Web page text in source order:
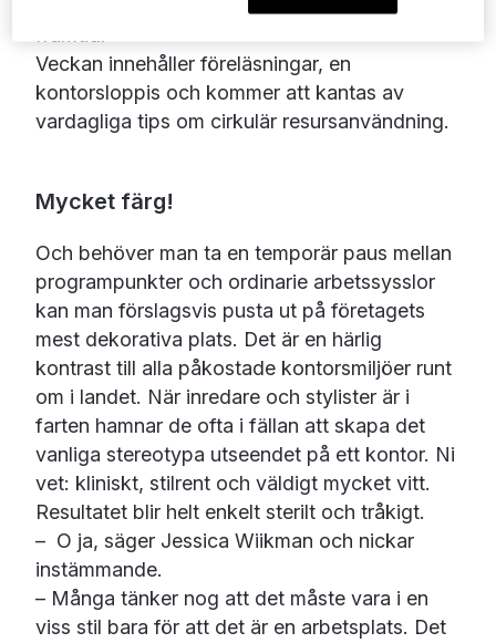
Veckan innehåller föreläsningar, en
kontorsloppis och kommer att kantas av
vardagliga tips om cirkulär resursanvändning.
Mycket färg!
Och behöver man ta en temporär paus mellan
programpunkter och ordinarie arbetssysslor
kan man förslagsvis pusta ut på företagets
mest dekorativa plats. Det är en härlig
kontrast till alla påkostade kontorsmiljöer runt
om i landet. När inredare och stylister är i
farten hamnar de ofta i fällan att skapa det
vanliga stereotypa utseendet på ett kontor. Ni
vet: kliniskt, stilrent och väldigt mycket vitt.
Resultatet blir helt enkelt sterilt och tråkigt.
– O ja, säger Jessica Wiikman och nickar
instämmande.
– Många tänker nog att det måste vara i en
viss stil bara för att det är en arbetsplats. Det